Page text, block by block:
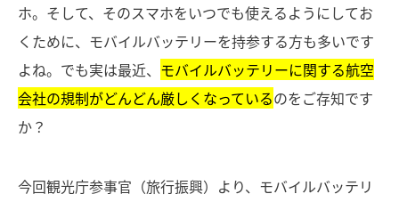
ホ。そして、そのスマホをいつでも使えるようにしてお
くために、モバイルバッテリーを持参する方も多いです
よね。でも実は最近、 モバイルバッテリーに関する航空
会社の規制がどんどん厳しくなっているのをご存知です
か？
今回観光庁参事官（旅行振興）より、モバイルバッテリ